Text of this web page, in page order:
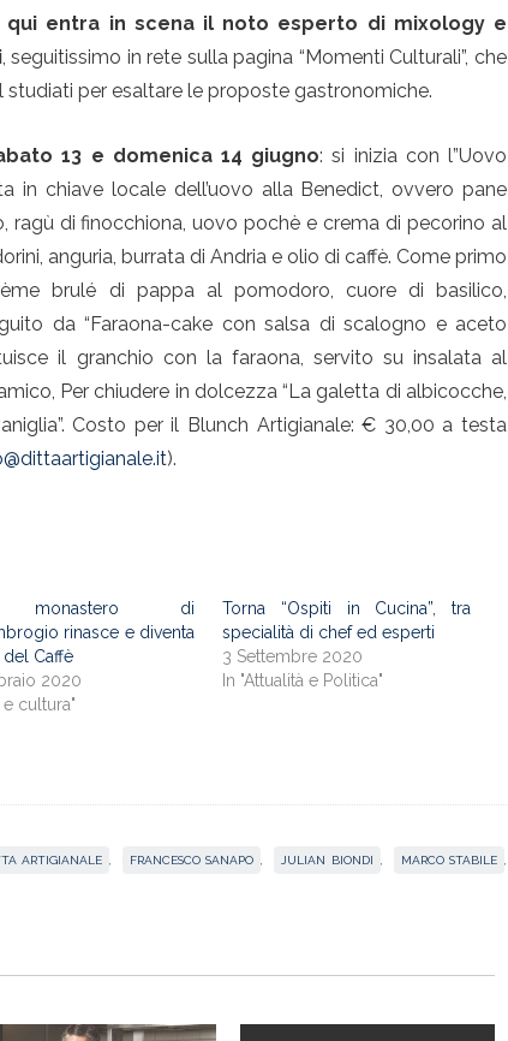
qui entra in scena il noto esperto di mixology e
, seguitissimo in rete sulla pagina “Momenti Culturali”, che
per esaltare le proposte gastronomiche.
13 e domenica 14 giugno: si inizia con l”Uovo
in chiave locale dell’uovo alla Benedict, ovvero pane
di finocchiona, uovo pochè e crema di pecorino al
anguria, burrata di Andria e olio di caffè. Come primo
brulé di pappa al pomodoro, cuore di basilico,
da “Faraona-cake con salsa di scalogno e aceto
il granchio con la faraona, servito su insalata al
Per chiudere in dolcezza “La galetta di albicocche,
Costo per il Blunch Artigianale: € 30,00 a testa
).
monastero di
rinasce e diventa
Caffè
2020
e cultura"
Torna “Ospiti in Cucina”, tra
specialità di chef ed esperti
3 Settembre 2020
In "Attualità e Politica"
ARTIGIANALE FRANCESCO SANAPO JULIAN BIONDI MARCO STABILE